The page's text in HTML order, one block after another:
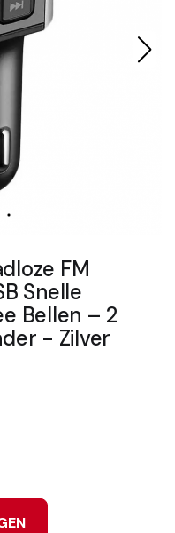
FM
Snelle
Bellen – 2
- Zilver